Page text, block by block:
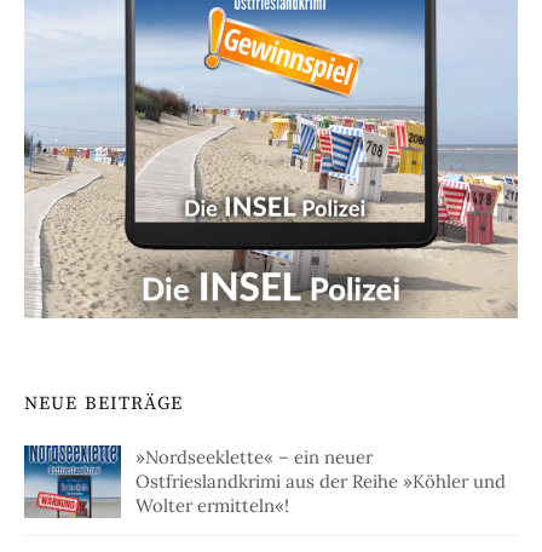
NEUE BEITRÄGE
»Nordseeklette« – ein neuer
Ostfrieslandkrimi aus der Reihe »Köhler und
Wolter ermitteln«!